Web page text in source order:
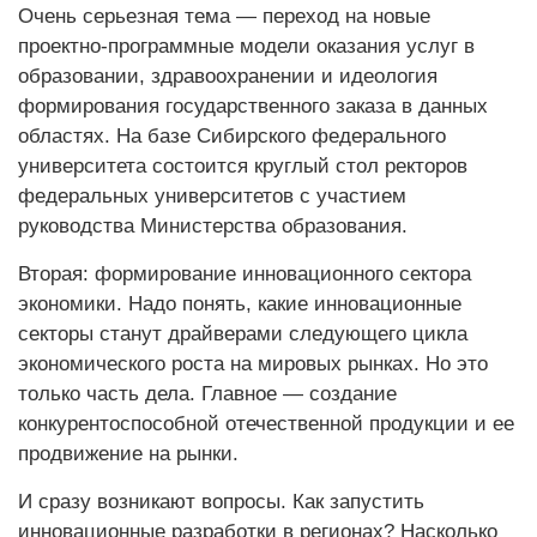
Очень серьезная тема — переход на новые
проектно-программные модели оказания услуг в
образовании, здравоохранении и идеология
формирования государственного заказа в данных
областях. На базе Сибирского федерального
университета состоится круглый стол ректоров
федеральных университетов с участием
руководства Министерства образования.
Вторая: формирование инновационного сектора
экономики. Надо понять, какие инновационные
секторы станут драйверами следующего цикла
экономического роста на мировых рынках. Но это
только часть дела. Главное — создание
конкурентоспособной отечественной продукции и ее
продвижение на рынки.
И сразу возникают вопросы. Как запустить
инновационные разработки в регионах? Насколько